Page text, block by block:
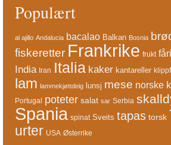
Populært
al ajillo Andalucia bacalao Balkan Bosnia
fiskeretter Frankrike frukt
India Iran Italia kaker kantareller
lam lammekjøttdeig lunsj mese norske
Portugal poteter salat sar Serbia
Spania spinat Sveits tapas torsk
urter USA Østerrike